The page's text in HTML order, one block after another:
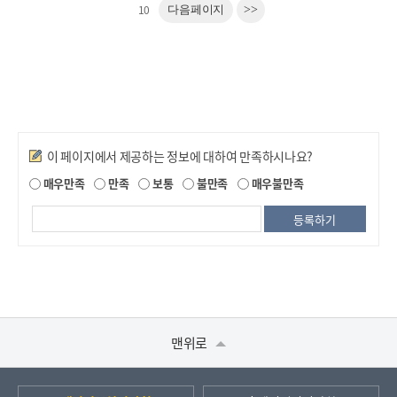
10 다음페이지 >>
만족도조사
이 페이지에서 제공하는 정보에 대하여 만족하시나요?
매우만족 만족 보통 불만족 매우불만족
맨위로